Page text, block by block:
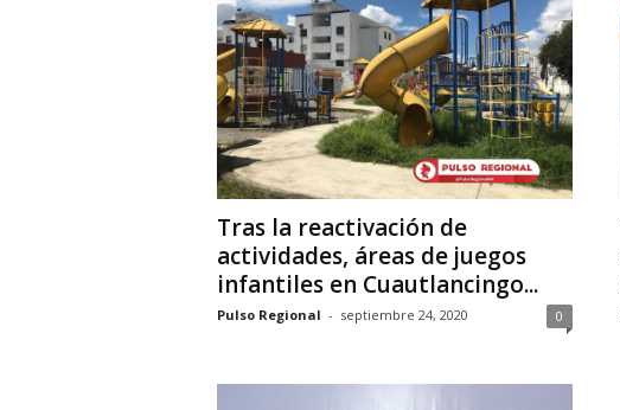
Tras la reactivación de
actividades, áreas de juegos
infantiles en Cuautlancingo...
Pulso Regional - septiembre 24, 2020 0